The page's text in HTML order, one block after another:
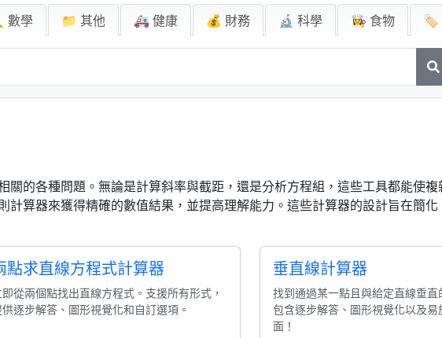
數學 📁 其他 🚑 健康 💰 財務 🔬 科學 👩‍🍳 食物 🏷️
的各種問題。無論是計算斜率與截距，還是分析方程組，這些工具都能使
算器來獲得精確的數值結果，並提高理解能力。這些計算器的設計旨在簡化
點求直線方程式計算器
即從兩個點找出直線方程式。支援所有形式，
逐步解答、圖形視覺化和自訂選項。
垂直線計算器
找到通過某一點且與給定直線垂直
包含逐步解答、圖形視覺化以及易
面！